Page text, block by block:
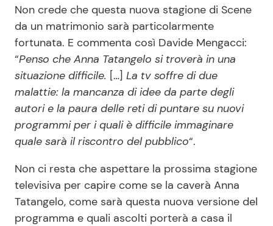
Non crede che questa nuova stagione di Scene
da un matrimonio sarà particolarmente
fortunata. E commenta così Davide Mengacci:
“Penso che Anna Tatangelo si troverà in una
situazione difficile. […] La tv soffre di due
malattie: la mancanza di idee da parte degli
autori e la paura delle reti di puntare su nuovi
programmi per i quali è difficile immaginare
quale sarà il riscontro del pubblico“.
Non ci resta che aspettare la prossima stagione
televisiva per capire come se la caverà Anna
Tatangelo, come sarà questa nuova versione del
programma e quali ascolti porterà a casa il